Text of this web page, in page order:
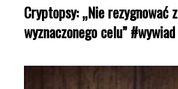
Cryptopsy: „Nie rezygnować z
wyznaczonego celu” #wywiad